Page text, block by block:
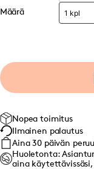
Määrä
Nopea toimitus
Ilmainen palautus
Aina 30 päivän
Huoletonta:
aina